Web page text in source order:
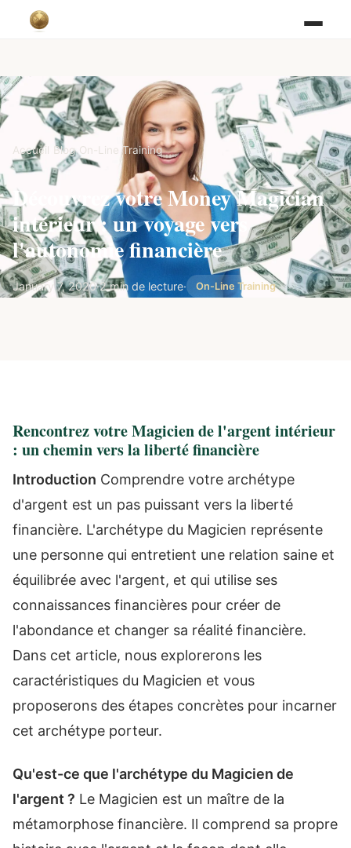
Accueil Blog/On-Line Training
Découvrez votre Money Magician
intérieur : un voyage vers
l'autonomie financière
January 7, 2020·2 min de lecture· On-Line Training
Rencontrez votre Magicien de l'argent intérieur
: un chemin vers la liberté financière
Introduction Comprendre votre archétype
d'argent est un pas puissant vers la liberté
financière. L'archétype du Magicien représente
une personne qui entretient une relation saine et
équilibrée avec l'argent, et qui utilise ses
connaissances financières pour créer de
l'abondance et changer sa réalité financière.
Dans cet article, nous explorerons les
caractéristiques du Magicien et vous
proposerons des étapes concrètes pour incarner
cet archétype porteur.
Qu'est-ce que l'archétype du Magicien de
l'argent ? Le Magicien est un maître de la
métamorphose financière. Il comprend sa propre